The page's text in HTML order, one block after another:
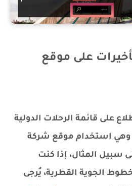
على موقع
على قائمة الرحلات الدولية
وهي استخدام موقع شركة
سبيل المثال، إذا كنت
الجوية القطرية، يُرجى